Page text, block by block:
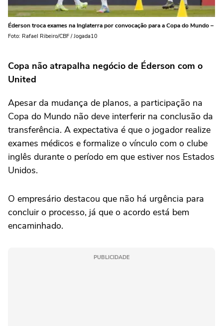
Éderson troca exames na Inglaterra por convocação para a Copa do Mundo –
Foto: Rafael Ribeiro/CBF / Jogada10
Copa não atrapalha negócio de Éderson com o
United
Apesar da mudança de planos, a participação na
Copa do Mundo não deve interferir na conclusão da
transferência. A expectativa é que o jogador realize
exames médicos e formalize o vínculo com o clube
inglês durante o período em que estiver nos Estados
Unidos.
O empresário destacou que não há urgência para
concluir o processo, já que o acordo está bem
encaminhado.
PUBLICIDADE